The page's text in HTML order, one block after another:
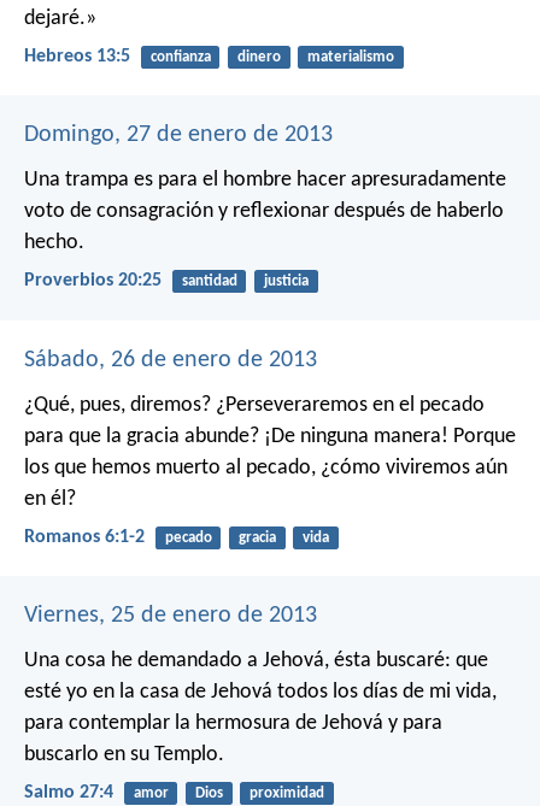
dejaré.»
Hebreos 13:5 confianza dinero materialismo
Domingo, 27 de enero de 2013
Una trampa es para el hombre hacer apresuradamente
voto de consagración y reflexionar después de haberlo
hecho.
Proverbios 20:25 santidad justicia
Sábado, 26 de enero de 2013
¿Qué, pues, diremos? ¿Perseveraremos en el pecado
para que la gracia abunde? ¡De ninguna manera! Porque
los que hemos muerto al pecado, ¿cómo viviremos aún
en él?
Romanos 6:1-2 pecado gracia vida
Viernes, 25 de enero de 2013
Una cosa he demandado a Jehová, ésta buscaré: que
esté yo en la casa de Jehová todos los días de mi vida,
para contemplar la hermosura de Jehová y para
buscarlo en su Templo.
Salmo 27:4 amor Dios proximidad